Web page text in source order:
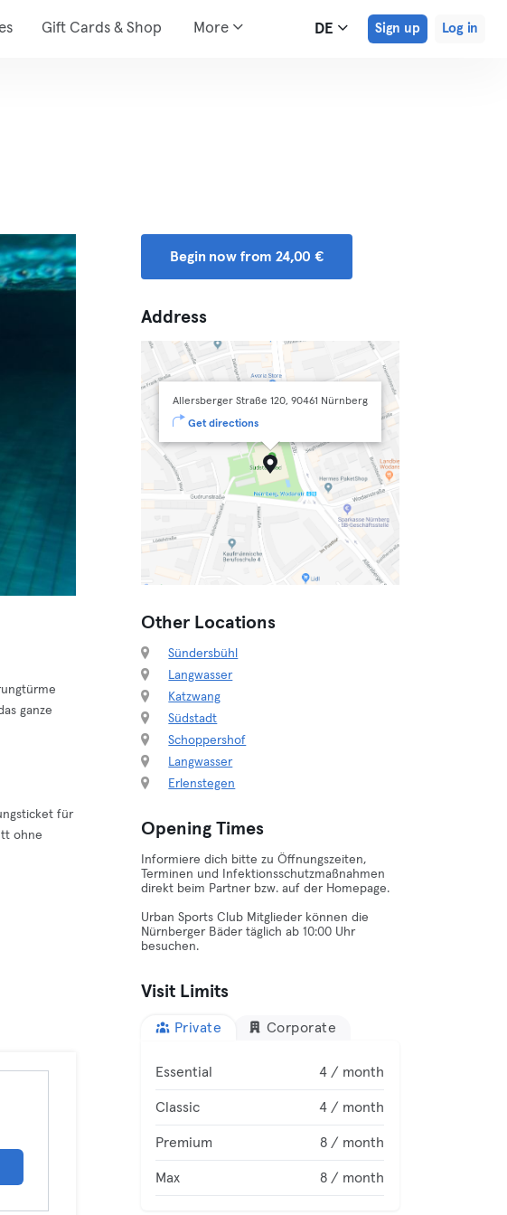
Gift Cards & Shop More DE Sign up Log in
ganze
für
ohne
Begin now from 24,00 €
Address
Allersberger Straße 120, 90461 Nürnberg
Get directions
Other Locations
Sündersbühl
Langwasser
Katzwang
Südstadt
Schoppershof
Langwasser
Erlenstegen
Opening Times
Informiere dich bitte zu Öffnungszeiten,
Terminen und Infektionsschutzmaßnahmen
direkt beim Partner bzw. auf der Homepage.
Urban Sports Club Mitglieder können die
Nürnberger Bäder täglich ab 10:00 Uhr
besuchen.
Visit Limits
Private Corporate
Essential 4 / month
Classic 4 / month
Premium 8 / month
Max 8 / month